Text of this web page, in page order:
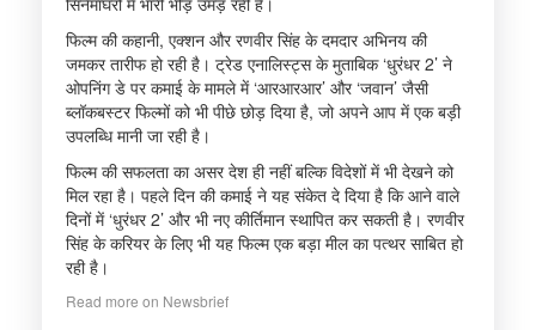
फिल्म की कहानी, एक्शन और रणवीर सिंह के दमदार अभिनय की
जमकर तारीफ हो रही है। ट्रेड एनालिस्ट्स के मुताबिक ‘धुरंधर 2’ ने
ओपनिंग डे पर कमाई के मामले में ‘आरआरआर’ और ‘जवान’ जैसी
ब्लॉकबस्टर फिल्मों को भी पीछे छोड़ दिया है, जो अपने आप में एक बड़ी
उपलब्धि मानी जा रही है।
फिल्म की सफलता का असर देश ही नहीं बल्कि विदेशों में भी देखने को
मिल रहा है। पहले दिन की कमाई ने यह संकेत दे दिया है कि आने वाले
दिनों में ‘धुरंधर 2’ और भी नए कीर्तिमान स्थापित कर सकती है। रणवीर
सिंह के करियर के लिए भी यह फिल्म एक बड़ा मील का पत्थर साबित हो
रही है।
Read more on Newsbrief